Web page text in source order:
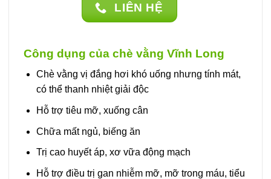
LIÊN HỆ
Công dụng của chè vằng Vĩnh Long
Chè vằng vị đắng hơi khó uống nhưng tính mát,
có thể thanh nhiệt giải độc
Hỗ trợ tiêu mỡ, xuống cân
Chữa mất ngủ, biếng ăn
Trị cao huyết áp, xơ vữa động mạch
Hỗ trợ điều trị gan nhiễm mỡ, mỡ trong máu, tiểu